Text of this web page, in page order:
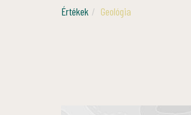
Értékek Geológia